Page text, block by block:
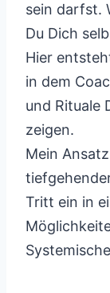
sein darfst.
Du Dich
Hier
in dem
und Rituale
zeigen.
Mein
Tritt ein in